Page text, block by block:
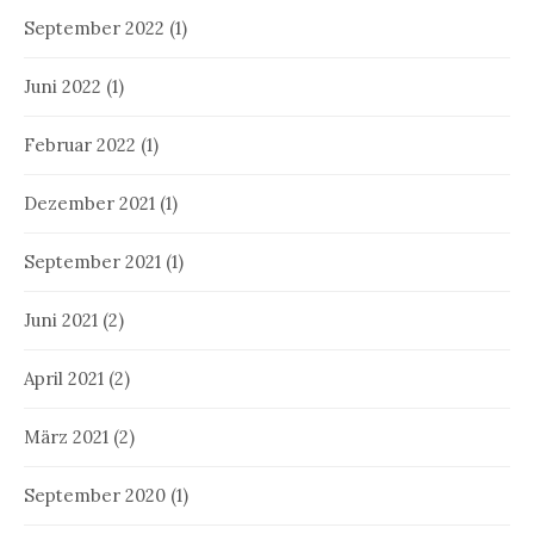
September 2022 (1)
Juni 2022 (1)
Februar 2022 (1)
Dezember 2021 (1)
September 2021 (1)
Juni 2021 (2)
April 2021 (2)
März 2021 (2)
September 2020 (1)